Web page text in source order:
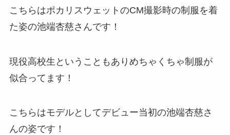
こちらはポカリスウェットのCM撮影時の制服を着
た姿の池端杏慈さんです！
現役高校生ということもありめちゃくちゃ制服が
似合ってます！
こちらはモデルとしてデビュー当初の池端杏慈さ
んの姿です！